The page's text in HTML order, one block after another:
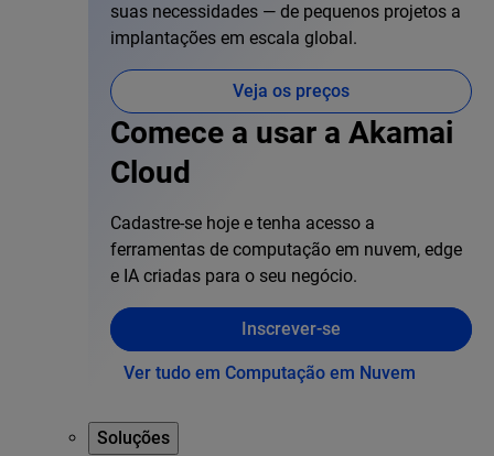
suas necessidades — de pequenos projetos a
implantações em escala global.
Veja os preços
Comece a usar a Akamai
Cloud
Cadastre-se hoje e tenha acesso a
ferramentas de computação em nuvem, edge
e IA criadas para o seu negócio.
Inscrever-se
Ver tudo em Computação em Nuvem
Soluções